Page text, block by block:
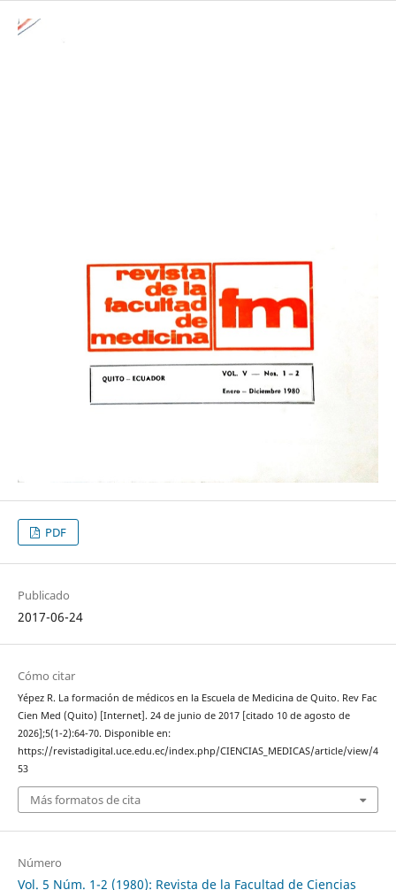
PDF
Publicado
2017-06-24
Cómo citar
Yépez R. La formación de médicos en la Escuela de Medicina de Quito. Rev Fac
Cien Med (Quito) [Internet]. 24 de junio de 2017 [citado 10 de agosto de
2026];5(1-2):64-70. Disponible en:
https://revistadigital.uce.edu.ec/index.php/CIENCIAS_MEDICAS/article/view/4
53
Más formatos de cita
Número
Vol. 5 Núm. 1-2 (1980): Revista de la Facultad de Ciencias